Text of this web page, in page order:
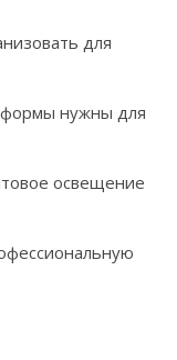
для
формы нужны для
освещение